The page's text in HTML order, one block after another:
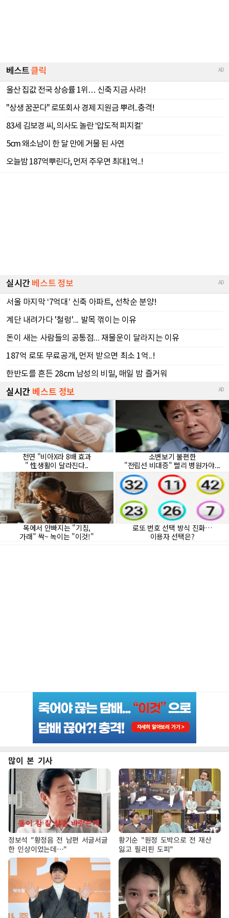
많이 본 기사
정보석 "황정음 전 남편 서글서글
한 인상이었는데…"
황기순 "원정 도박으로 전 재산
잃고 필리핀 도피"